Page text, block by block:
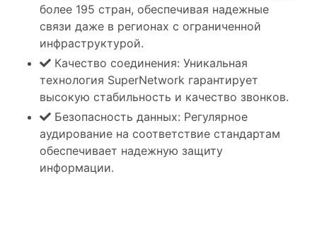
более 195 стран, обеспечивая надежные
связи даже в регионах с ограниченной
инфраструктурой.
Качество соединения: Уникальная
технология SuperNetwork гарантирует
высокую стабильность и качество звонков.
Безопасность данных: Регулярное
аудирование на соответствие стандартам
обеспечивает надежную защиту
информации.